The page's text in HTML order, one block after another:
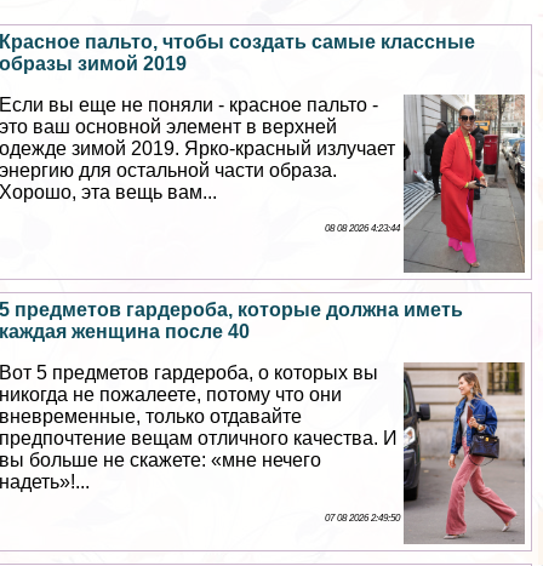
Красное пальто, чтобы создать самые классные
образы зимой 2019
Если вы еще не поняли - красное пальто -
это ваш основной элемент в верхней
одежде зимой 2019. Ярко-красный излучает
энергию для остальной части образа.
Хорошо, эта вещь вам...
08 08 2026 4:23:44
5 предметов гардероба, которые должна иметь
каждая женщина после 40
Вот 5 предметов гардероба, о которых вы
никогда не пожалеете, потому что они
вневременные, только отдавайте
предпочтение вещам отличного качества. И
вы больше не скажете: «мне нечего
надеть»!...
07 08 2026 2:49:50